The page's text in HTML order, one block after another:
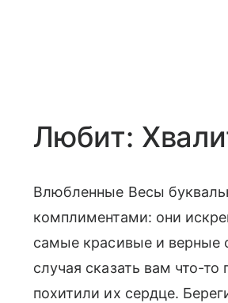
Любит:
Влюбленные Весы
комплиментами: они
самые красивые и верные
случая сказать вам что-
похитили их сердце.